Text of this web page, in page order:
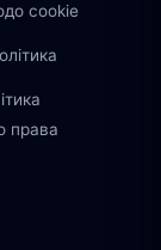
cookie
права